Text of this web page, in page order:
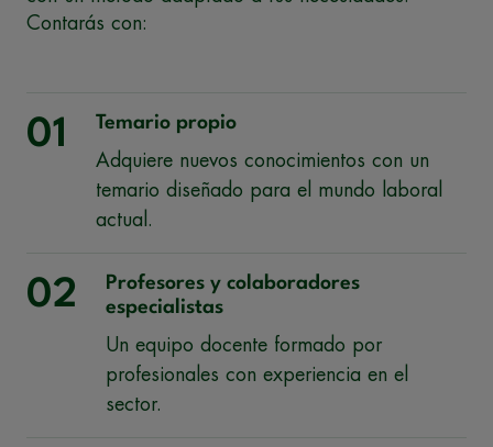
Contarás con:
01
Temario propio
Adquiere nuevos conocimientos con un
temario diseñado para el mundo laboral
actual.
02
Profesores y colaboradores
especialistas
Un equipo docente formado por
profesionales con experiencia en el
sector.